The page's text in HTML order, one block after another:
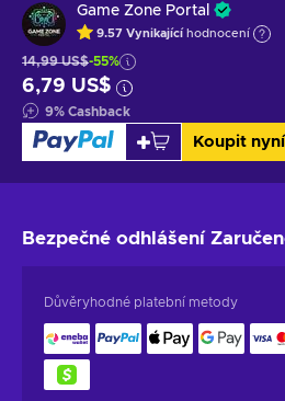
Game Zone Portal
9.57 Vynikající hodnocení
14,99 US$-55%
6,79 US$
9% Cashback
Koupit nyní
Bezpečné odhlášení
Důvěryhodné platební metody